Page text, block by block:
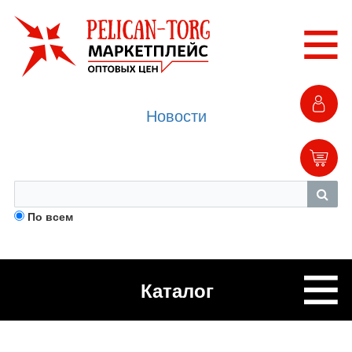
По всем
Новости
Каталог